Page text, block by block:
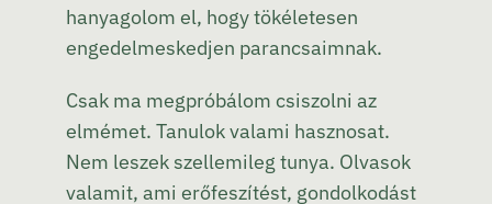
hanyagolom el, hogy tökéletesen
engedelmeskedjen parancsaimnak.
Csak ma megpróbálom csiszolni az
elmémet. Tanulok valami hasznosat.
Nem leszek szellemileg tunya. Olvasok
valamit, ami erőfeszítést, gondolkodást